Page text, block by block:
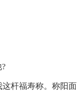
杆福寿称。称阳面